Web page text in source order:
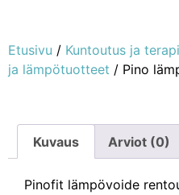
Etusivu / Kuntoutus ja
ja lämpötuotteet / Pino
Kuvaus Arviot (0)
Pinofit lämpövoide